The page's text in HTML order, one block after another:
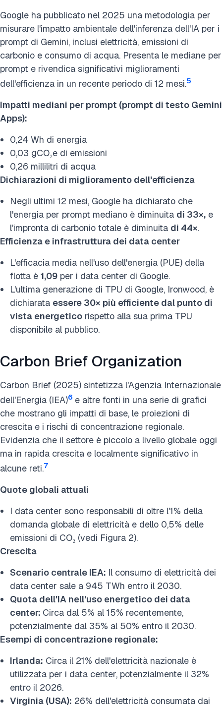
Google ha pubblicato nel 2025 una metodologia per
misurare l'impatto ambientale dell'inferenza dell'IA per i
prompt di Gemini, inclusi elettricità, emissioni di
carbonio e consumo di acqua. Presenta le mediane per
prompt e rivendica significativi miglioramenti
dell'efficienza in un recente periodo di 12 mesi.5
Impatti mediani per prompt (prompt di testo Gemini
Apps):
0,24 Wh di energia
0,03 gCO₂e di emissioni
0,26 millilitri di acqua
Dichiarazioni di miglioramento dell'efficienza
Negli ultimi 12 mesi, Google ha dichiarato che
l'energia per prompt mediano è diminuita di 33×, e
l'impronta di carbonio totale è diminuita di 44×.
Efficienza e infrastruttura dei data center
L'efficacia media nell'uso dell'energia (PUE) della
flotta è 1,09 per i data center di Google.
L'ultima generazione di TPU di Google, Ironwood, è
dichiarata essere 30× più efficiente dal punto di
vista energetico rispetto alla sua prima TPU
disponibile al pubblico.
Carbon Brief Organization
Carbon Brief (2025) sintetizza l'Agenzia Internazionale
dell'Energia (IEA)6 e altre fonti in una serie di grafici
che mostrano gli impatti di base, le proiezioni di
crescita e i rischi di concentrazione regionale.
Evidenzia che il settore è piccolo a livello globale oggi
ma in rapida crescita e localmente significativo in
alcune reti.7
Quote globali attuali
I data center sono responsabili di oltre l'1% della
domanda globale di elettricità e dello 0,5% delle
emissioni di CO₂ (vedi Figura 2).
Crescita
Scenario centrale IEA: Il consumo di elettricità dei
data center sale a 945 TWh entro il 2030.
Quota dell'IA nell'uso energetico dei data
center: Circa dal 5% al 15% recentemente,
potenzialmente dal 35% al 50% entro il 2030.
Esempi di concentrazione regionale:
Irlanda: Circa il 21% dell'elettricità nazionale è
utilizzata per i data center, potenzialmente il 32%
entro il 2026.
Virginia (USA): 26% dell'elettricità consumata dai